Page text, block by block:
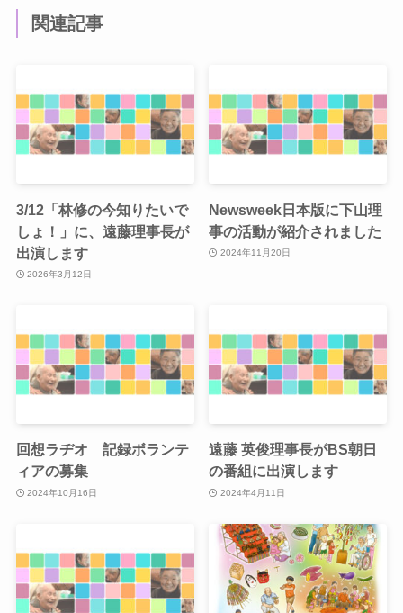
関連記事
3/12「林修の今知りたいで
しょ！」に、遠藤理事長が
出演します
2026年3月12日
Newsweek日本版に下山理
事の活動が紹介されました
2024年11月20日
回想ラヂオ 記録ボランテ
ィアの募集
2024年10月16日
遠藤 英俊理事長がBS朝日
の番組に出演します
2024年4月11日